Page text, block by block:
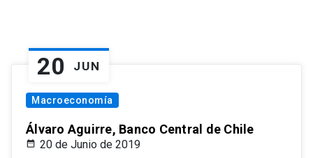
20 JUN
Macroeconomía
Álvaro Aguirre, Banco Central de Chile
20 de Junio de 2019